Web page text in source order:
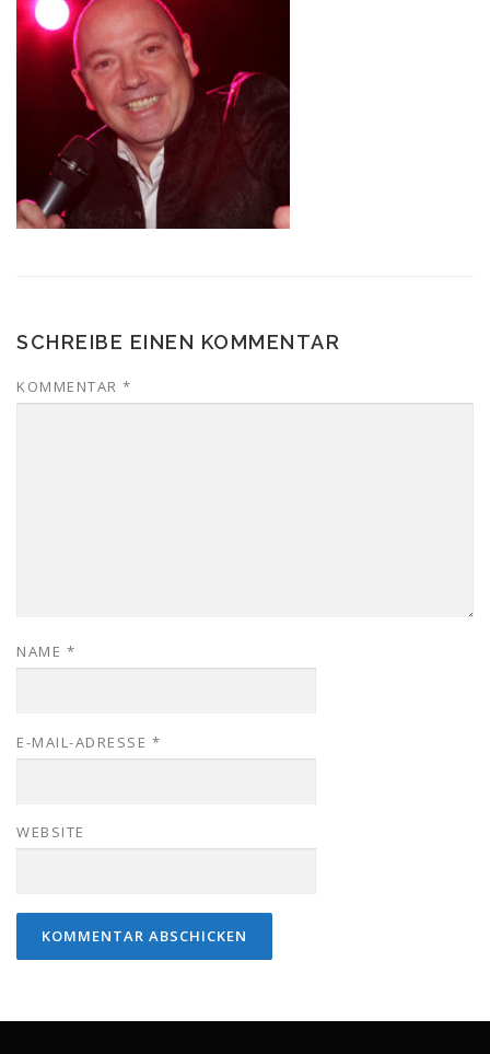
SCHREIBE EINEN KOMMENTAR
KOMMENTAR *
NAME *
E-MAIL-ADRESSE *
WEBSITE